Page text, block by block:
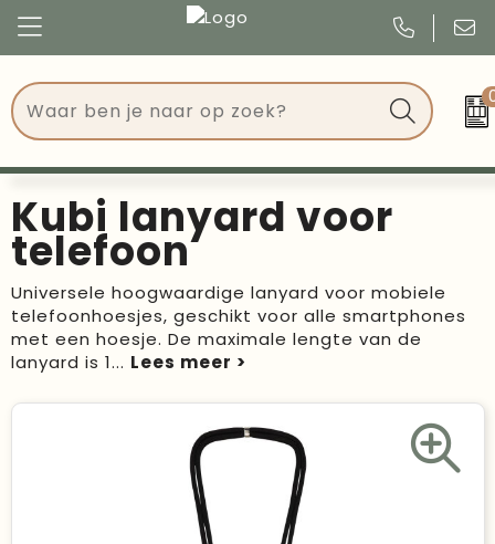
Tassen
Drinkwaren
Events
Give Aways
Kantoorartikelen
Duurzame keuzes
Congres
Events
Kerst
Verjaardagen
Voetbal, EK en WK
Kubi lanyard voor
telefoon
Universele hoogwaardige lanyard voor mobiele
telefoonhoesjes, geschikt voor alle smartphones
met een hoesje. De maximale lengte van de
lanyard is 1...